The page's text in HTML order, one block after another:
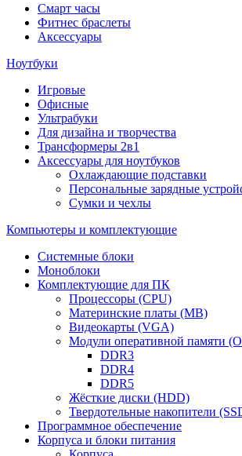
Смарт часы
Фитнес браслеты
Аксессуары
Ноутбуки
Игровые
Офисные
Ультрабуки
Для дизайна и творчества
Трансформеры 2в1
Аксессуары для ноутбуков
Охлаждающие подставки
Персональные зарядные
Сумки и чехлы
Компьютеры и комплектующие
Системные блоки
Моноблоки
Комплектующие для ПК
Процессоры (CPU)
Материнские платы (MB)
Видеокарты (VGA)
Модули оперативной памяти
DDR3
DDR4
DDR5
Жёсткие диски (HDD)
Твердотельные накопители
Программное обеспечение
Корпуса и блоки питания